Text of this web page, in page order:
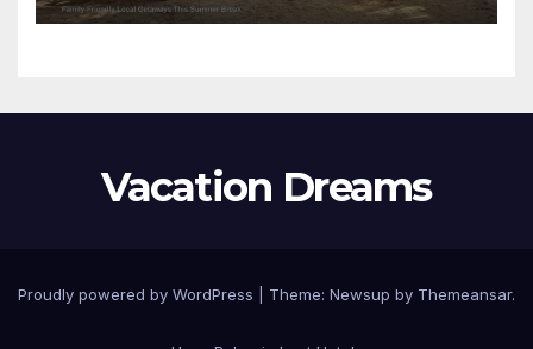
Vacation Dreams
Proudly powered by WordPress Theme: Newsup by Themeansar.